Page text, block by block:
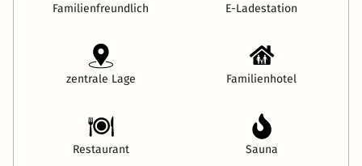
Familienfreundlich E-Ladestation
zentrale Lage Familienhotel
Restaurant Sauna